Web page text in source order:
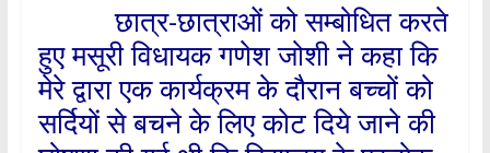
छात्र-छात्राओं को सम्बोधित करते
हुए मसूरी विधायक गणेश जोशी ने कहा कि
मेरे द्वारा एक कार्यक्रम के दौरान बच्चों को
सर्दियों से बचने के लिए कोट दिये जाने की